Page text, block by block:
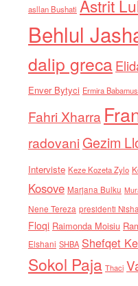
asllan Bushati Astrit
Behlul
dalip greca
Enver Bytyci Ermira
Fahri Xharra
radovaniGezim
Interviste Keze Kozeta Zylo
Kosove Marjana Bulku
Nene Tereza presidenti
Floqi Raimonda Moisiu
Elshani SHBA Shefqet
Sokol Paja Thaci